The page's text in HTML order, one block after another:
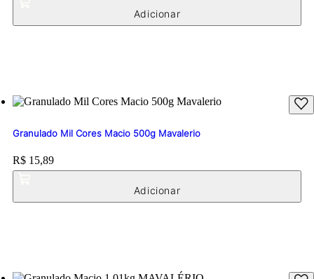
Granulado Mil Cores Macio 500g Mavalerio
Price:
R$ 15,89